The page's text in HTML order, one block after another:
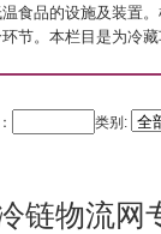
食品的设施及装置
节。本栏目是为冷
类别:
链物流网